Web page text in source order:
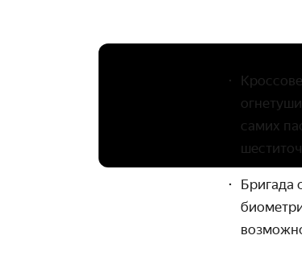
самих
Бригада